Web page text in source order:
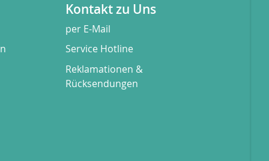
Kontakt zu Uns
per E-Mail
Service Hotline
Reklamationen &
Rücksendungen